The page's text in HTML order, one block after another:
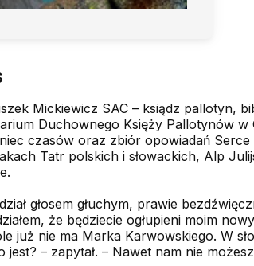
Mickiewicz SAC – ksiądz pallotyn,
Duchownego Księży Pallotynów w
czasów oraz zbiór opowiadań
Tatr polskich i słowackich, Alp
głosem głuchym, prawie
że będziecie ogłupieni moim
już nie ma Marka Karwowskiego. W
jest? – zapytał. – Nawet nam nie